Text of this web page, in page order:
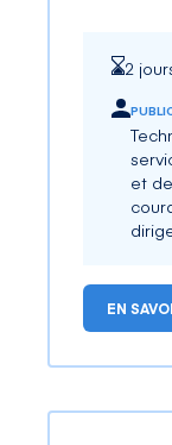
2
et
EN